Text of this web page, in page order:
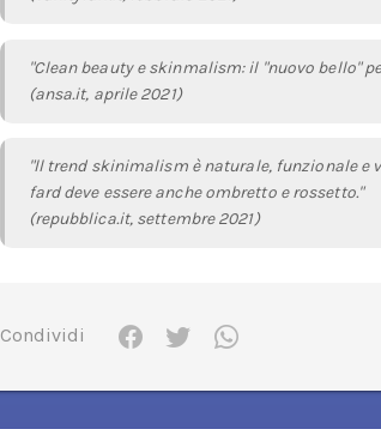
"Clean beauty e skinmalism: il "nuovo bello"
(ansa.it, aprile 2021)
"ll trend skinimalism è naturale, funzionale e
fard deve essere anche ombretto e rossetto."
(repubblica.it, settembre 2021)
Condividi